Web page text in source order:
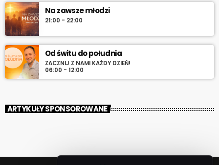
Na zawsze młodzi
21:00 - 22:00
Od świtu do południa
ZACZNIJ Z NAMI KAŻDY DZIEŃ!
06:00 - 12:00
ARTYKUŁY SPONSOROWANE